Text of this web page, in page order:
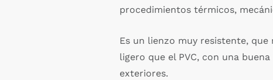
procedimientos térmicos,
Es un lienzo muy resistente, que
ligero que el PVC, con una
exteriores.